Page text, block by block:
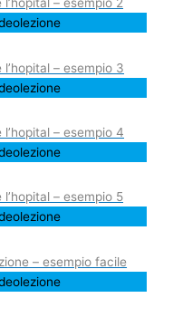
– esempio 2
– esempio 3
– esempio 4
– esempio 5
– esempio facile